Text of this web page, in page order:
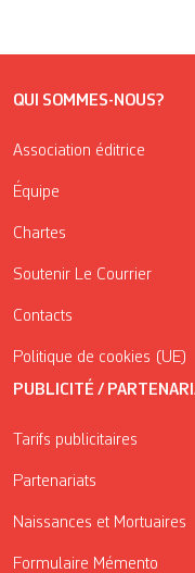
QUI SOMMES-NOUS?
Association éditrice
Équipe
Chartes
Soutenir Le Courrier
Contacts
Politique de cookies (UE)
PUBLICITÉ /
Tarifs publicitaires
Partenariats
Naissances et Mortuaires
Formulaire Mémento